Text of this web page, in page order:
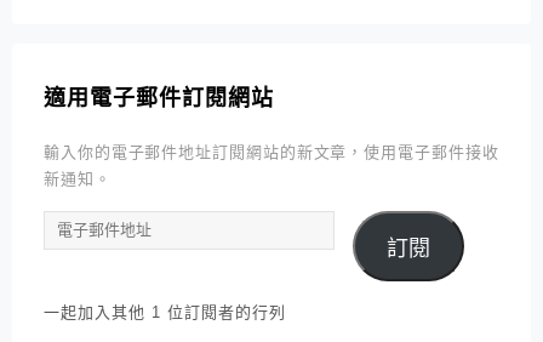
適用電子郵件訂閱網站
輸入你的電子郵件地址訂閱網站的新文章，使用電子郵件接收
新通知。
電
子
件
訂閱
一起加入其他 1 位訂閱者的行列